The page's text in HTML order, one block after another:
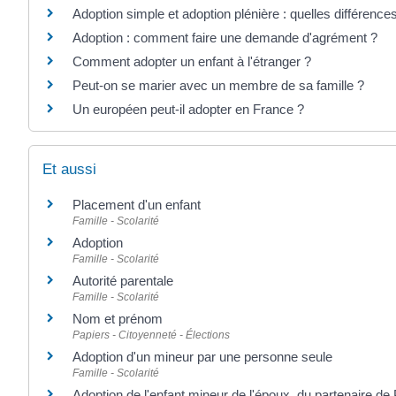
Adoption simple et adoption plénière : quelles
Adoption : comment faire une demande d'agrément ?
Comment adopter un enfant à l'étranger ?
Peut-on se marier avec un membre de sa famille ?
Un européen peut-il adopter en France ?
Et aussi
Placement d'un enfant
Famille - Scolarité
Adoption
Famille - Scolarité
Autorité parentale
Famille - Scolarité
Nom et prénom
Papiers - Citoyenneté - Élections
Adoption d'un mineur par une personne seule
Famille - Scolarité